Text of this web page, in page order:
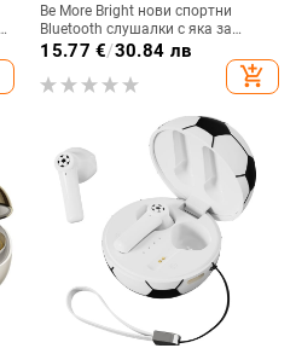
Be More Bright нови спортни
Bluetooth слушалки с яка за
врата, дълга автономия,
водоустойчиви, шумопотискане
за бягане
15.77 €/30.84 лв
add_shopping_cart